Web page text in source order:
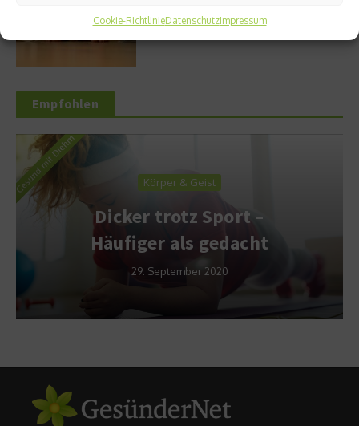
Cookie-RichtlinieDatenschutzImpressum
Empfohlen
Körper & Geist
Dicker trotz Sport –
Häufiger als gedacht
29. September 2020